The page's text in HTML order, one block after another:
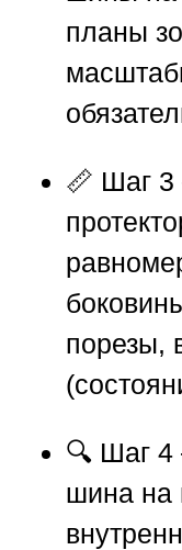
планы
📏 Шаг 3
порезы,
🔍 Шаг 4
шина на